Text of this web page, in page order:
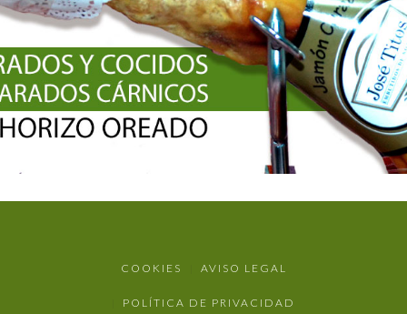
COOKIES AVISO LEGAL
POLÍTICA DE PRIVACIDAD